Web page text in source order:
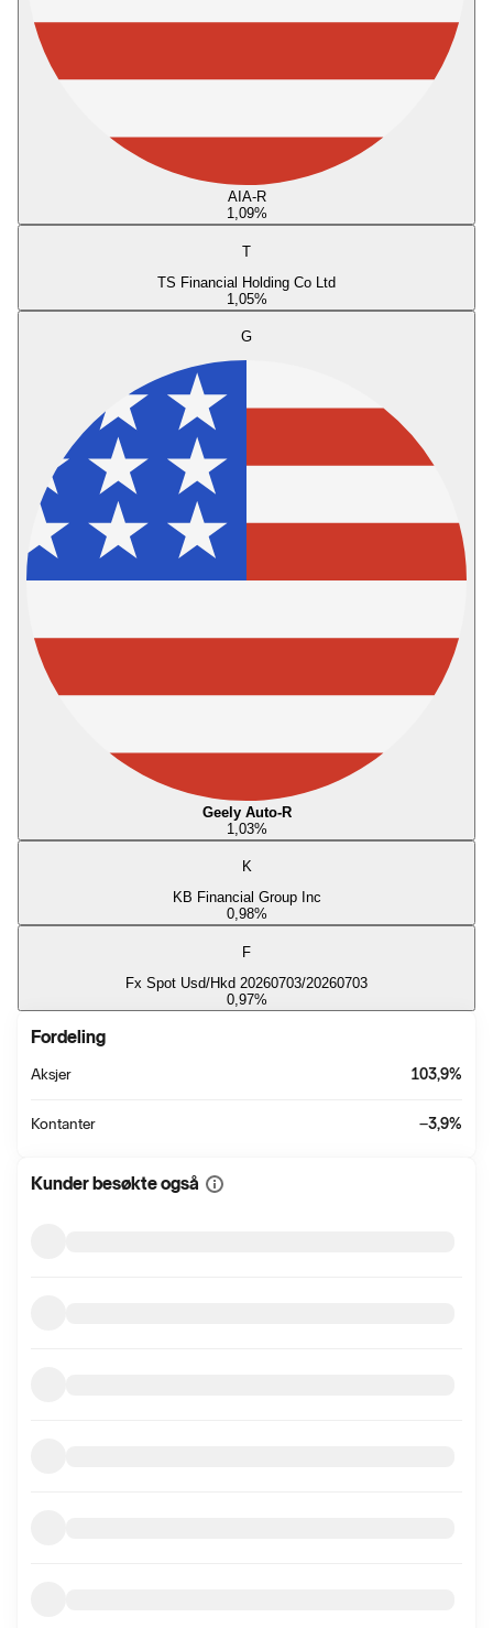
AIA-R
1,09%
T
TS Financial Holding Co Ltd
1,05%
G
Geely Auto-R
1,03%
K
KB Financial Group Inc
0,98%
F
Fx Spot Usd/Hkd 20260703/20260703
0,97%
Fordeling
Aksjer 103,9%
Kontanter −3,9%
Kunder besøkte også Vis